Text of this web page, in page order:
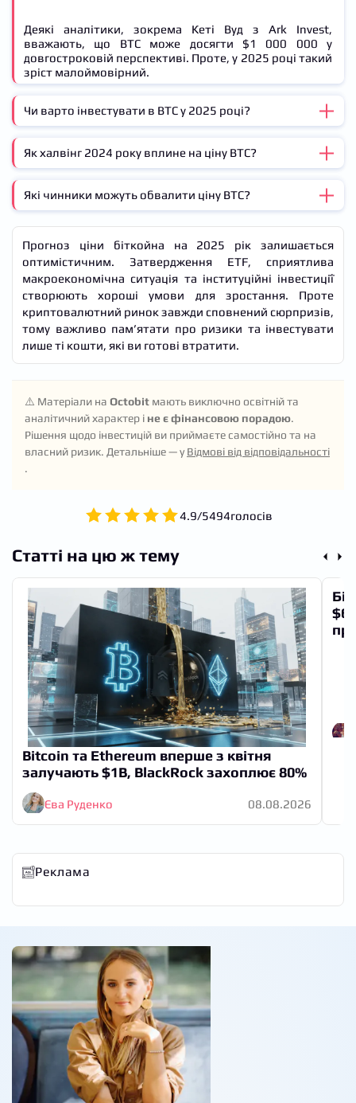
Деякі аналітики, зокрема Кеті Вуд з Ark Invest,
вважають, що BTC може досягти $1 000 000 у
довгостроковій перспективі. Проте, у 2025 році такий
зріст малоймовірний.
Чи варто інвестувати в BTC у 2025 році?
Якщо вирішуєте інвестувати в біткойн, краще робити
це не на піках, а під час відкатів. Усереднення входу
(DCA) допоможе знизити ризики. Інституційні
інвестори продовжують входити на ринок, що
свідчить про довгострокову перспективу зростання.
Як халвінг 2024 року вплине на ціну BTC?
Історично халвінги спричиняли зростання ціни
біткойна через 12–18 місяців. Якщо тенденція
збережеться, 2025 рік може стати роком нових
максимумів.
Які чинники можуть обвалити ціну BTC?
Жорсткі регуляції з боку США, ЄС, Китаю.
Глобальна економічна криза.
Масові продажі BTC великими гравцями (китами).
Прогноз ціни біткойна на 2025 рік залишається
оптимістичним. Затвердження ETF, сприятлива
макроекономічна ситуація та інституційні інвестиції
створюють хороші умови для зростання. Проте
криптовалютний ринок завжди сповнений сюрпризів,
тому важливо пам’ятати про ризики та інвестувати
лише ті кошти, які ви готові втратити.
⚠️ Матеріали на Octobit мають виключно освітній та
аналітичний характер і не є фінансовою порадою.
Рішення щодо інвестицій ви приймаєте самостійно та на
власний ризик. Детальніше — уВідмові від відповідальності
.
4.9/5494голосів
Статті на цю ж тему
Bitcoin та Ethereum вперше з квітня
залучають $1B, BlackRock захоплює 80%
Єва Руденко 08.08.2026
Реклама